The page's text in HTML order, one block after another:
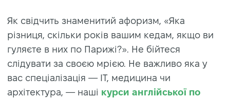
Як свідчить знаменитий афоризм, «Яка
різниця, скільки років вашим кедам, якщо ви
гуляєте в них по Парижі?». Не бійтеся
слідувати за своєю мрією. Не важливо яка у
вас спеціалізація — ІТ, медицина чи
архітектура, — наші курси англійської по